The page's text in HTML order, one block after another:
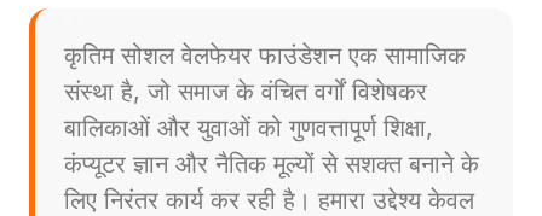
कृतिम सोशल वेलफेयर फाउंडेशन एक सामाजिक
संस्था है, जो समाज के वंचित वर्गों विशेषकर
बालिकाओं और युवाओं को गुणवत्तापूर्ण शिक्षा,
कंप्यूटर ज्ञान और नैतिक मूल्यों से सशक्त बनाने के
लिए निरंतर कार्य कर रही है। हमारा उद्देश्य केवल